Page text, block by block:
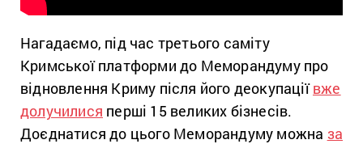
Нагадаємо, під час третього саміту
Кримської платформи до Меморандуму про
відновлення Криму після його деокупаціївже
долучилися перші 15 великих бізнесів.
Доєднатися до цього Меморандуму можна за